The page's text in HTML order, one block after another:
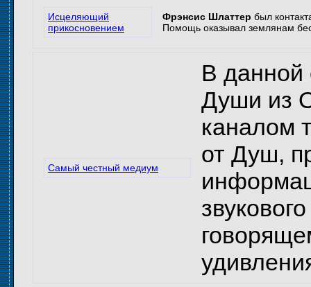
Исцеляющий
прикосновением
Фрэнсис Шлаттер был
Помощь оказывал землянам
Самый честный медиум
В данной
Души из
каналом
от Душ,